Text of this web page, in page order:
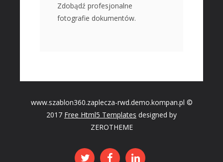
Zdobądź profesjonalne
fotografie dokumentów.
www.szablon360.zaplecza-rwd.demo.kompan.pl ©
2017 Free Html5 Templates designed by
ZEROTHEME